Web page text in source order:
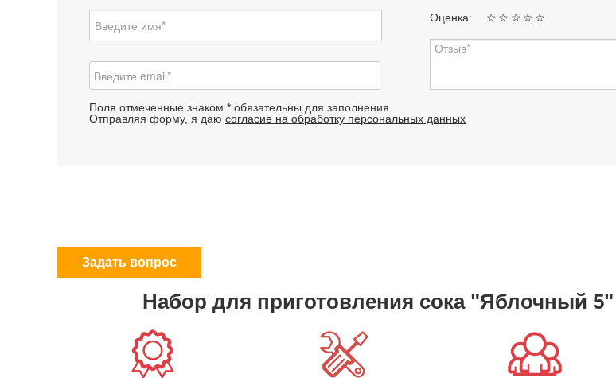
Оценка: ☆
☆
☆
☆
☆
Поля отмеченные знаком * обязательны для заполнения
Отправляя форму, я даю согласие на обработку персональных данных
Задать вопрос
Набор для приготовления сока "Яблочный